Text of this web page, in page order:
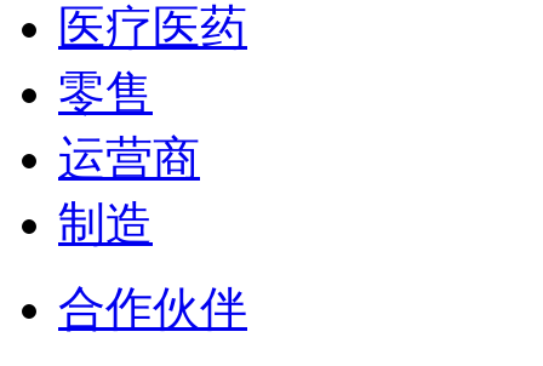
医疗医药
零售
运营商
制造
合作伙伴